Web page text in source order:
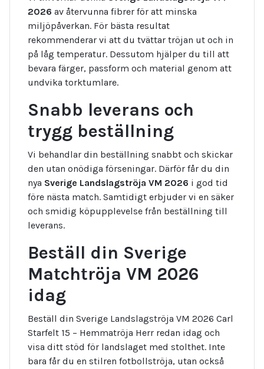
2026 av återvunna fibrer för att minska
miljöpåverkan. För bästa resultat
rekommenderar vi att du tvättar tröjan ut och in
på låg temperatur. Dessutom hjälper du till att
bevara färger, passform och material genom att
undvika torktumlare.
Snabb leverans och
trygg beställning
Vi behandlar din beställning snabbt och skickar
den utan onödiga förseningar. Därför får du din
nya Sverige Landslagströja VM 2026 i god tid
före nästa match. Samtidigt erbjuder vi en säker
och smidig köpupplevelse från beställning till
leverans.
Beställ din Sverige
Matchtröja VM 2026
idag
Beställ din Sverige Landslagströja VM 2026 Carl
Starfelt 15 – Hemmatröja Herr redan idag och
visa ditt stöd för landslaget med stolthet. Inte
bara får du en stilren fotbollströja, utan också